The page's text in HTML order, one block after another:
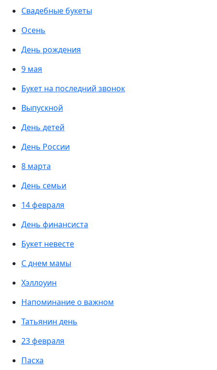
Свадебные букеты
Осень
День рождения
9 мая
Букет на последний звонок
Выпускной
День детей
День России
8 марта
День семьи
14 февраля
День финансиста
Букет невесте
С днем мамы
Хэллоуин
Напоминание о важном
Татьянин день
23 февраля
Пасха